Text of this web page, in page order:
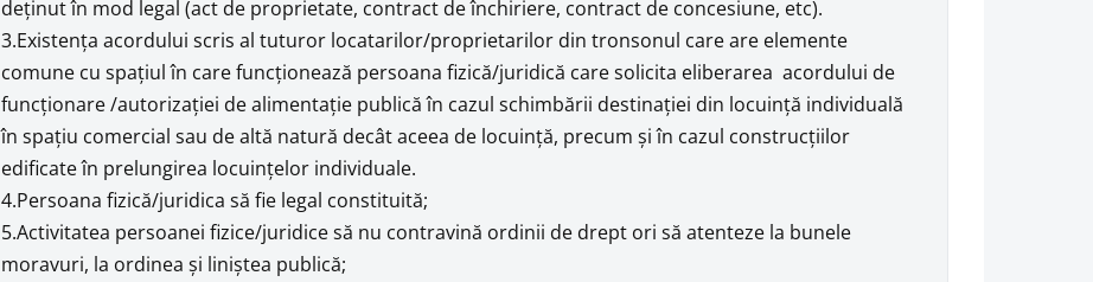
deţinut în mod legal (act de proprietate, contract de închiriere, contract de concesiune, etc).
3.Existenţa acordului scris al tuturor locatarilor/proprietarilor din tronsonul care are elemente
comune cu spaţiul în care funcţionează persoana fizică/juridică care solicita eliberarea acordului de
funcţionare /autorizaţiei de alimentaţie publică în cazul schimbării destinaţiei din locuinţă individuală
în spaţiu comercial sau de altă natură decât aceea de locuinţă, precum şi în cazul construcţiilor
edificate în prelungirea locuinţelor individuale.
4.Persoana fizică/juridica să fie legal constituită;
5.Activitatea persoanei fizice/juridice să nu contravină ordinii de drept ori să atenteze la bunele
moravuri, la ordinea şi liniştea publică;